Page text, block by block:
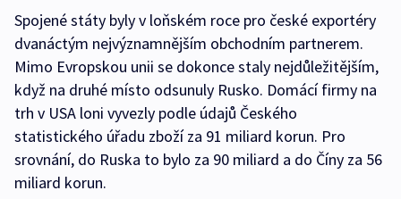
Spojené státy byly v loňském roce pro české exportéry
dvanáctým nejvýznamnějším obchodním partnerem.
Mimo Evropskou unii se dokonce staly nejdůležitějším,
když na druhé místo odsunuly Rusko. Domácí firmy na
trh v USA loni vyvezly podle údajů Českého
statistického úřadu zboží za 91 miliard korun. Pro
srovnání, do Ruska to bylo za 90 miliard a do Číny za 56
miliard korun.